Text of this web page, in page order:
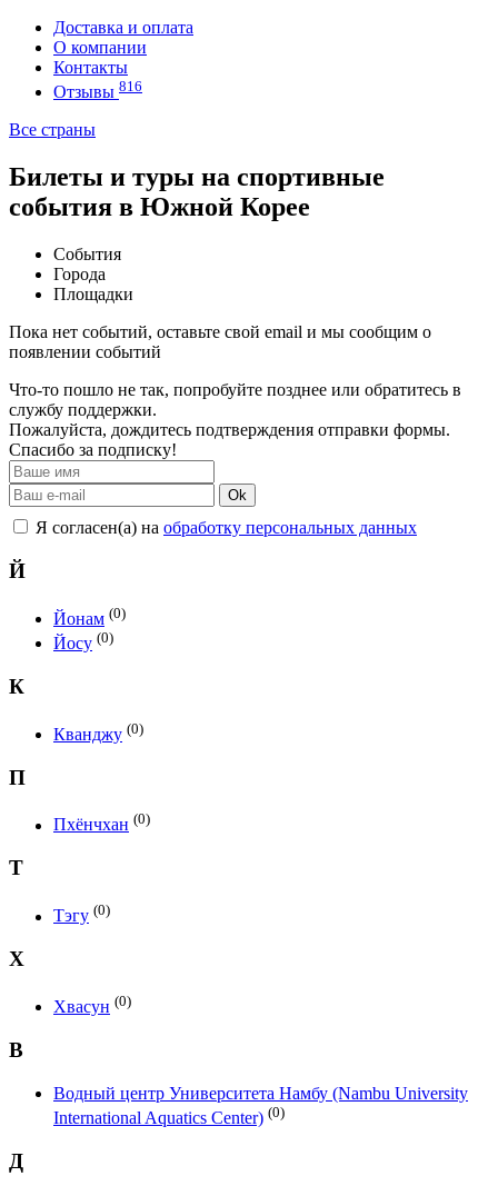
Доставка и оплата
О компании
Контакты
Отзывы 816
Все страны
Билеты и туры на спортивные
события в Южной Корее
События
Города
Площадки
Пока нет событий, оставьте свой email и мы сообщим о
появлении событий
Что-то пошло не так, попробуйте позднее или обратитесь в
службу поддержки.
Пожалуйста, дождитесь подтверждения отправки формы.
Спасибо за подписку!
Ok
Я согласен(а) на обработку персональных данных
Й
Йонам (0)
Йосу (0)
К
Кванджу (0)
П
Пхёнчхан (0)
Т
Тэгу (0)
Х
Хвасун (0)
В
Водный центр Университета Намбу (Nambu University
International Aquatics Center) (0)
Д